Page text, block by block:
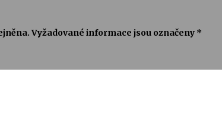
Vyžadované informace jsou označeny *